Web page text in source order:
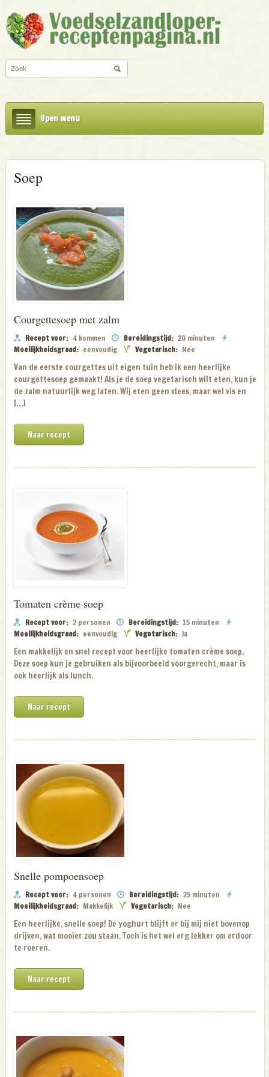
Open menu
Soep
Courgettesoep met zalm
Recept voor: 4 kommen Bereidingstijd: 20 minuten
Moeilijkheidsgraad: eenvoudig Vegetarisch: Nee
Van de eerste courgettes uit eigen tuin heb ik een heerlijke
courgettesoep gemaakt! Als je de soep vegetarisch wilt eten, kun je
de zalm natuurlijk weg laten. Wij eten geen vlees, maar wel vis en
[…]
Naar recept
Tomaten crème soep
Recept voor: 2 personen Bereidingstijd: 15 minuten
Moeilijkheidsgraad: eenvoudig Vegetarisch: Ja
Een makkelijk en snel recept voor heerlijke tomaten crème soep.
Deze soep kun je gebruiken als bijvoorbeeld voorgerecht, maar is
ook heerlijk als lunch.
Naar recept
Snelle pompoensoep
Recept voor: 4 personen Bereidingstijd: 25 minuten
Moeilijkheidsgraad: Makkelijk Vegetarisch: Nee
Een heerlijke, snelle soep! De yoghurt blijft er bij mij niet bovenop
drijven, wat mooier zou staan. Toch is het wel erg lekker om erdoor
te roeren.
Naar recept